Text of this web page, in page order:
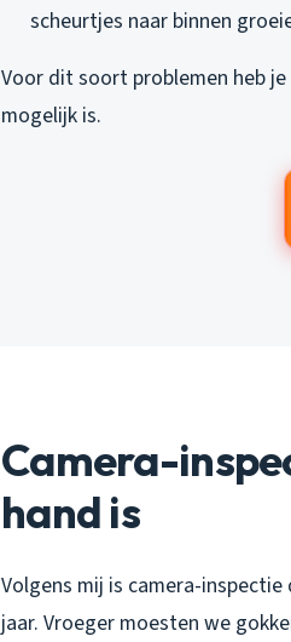
scheurtjes naar binnen
Voor dit soort problemen heb
mogelijk is.
Camera-
hand is
Volgens mij is camera-
jaar. Vroeger moesten we